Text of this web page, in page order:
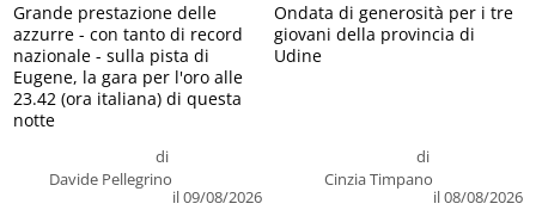
di
Davide Pellegrino
il 09/08/2026
Grande prestazione delle
azzurre - con tanto di record
nazionale - sulla pista di
Eugene, la gara per l'oro alle
23.42 (ora italiana) di questa
notte
di
Cinzia Timpano
il 08/08/2026
Ondata di generosità per i tre
giovani della provincia di
Udine